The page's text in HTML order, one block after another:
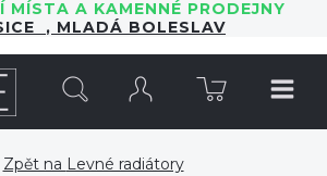
MÍSTA A KAMENNÉ PRODEJNY
, MLADÁ BOLESLAV
Levné radiátory